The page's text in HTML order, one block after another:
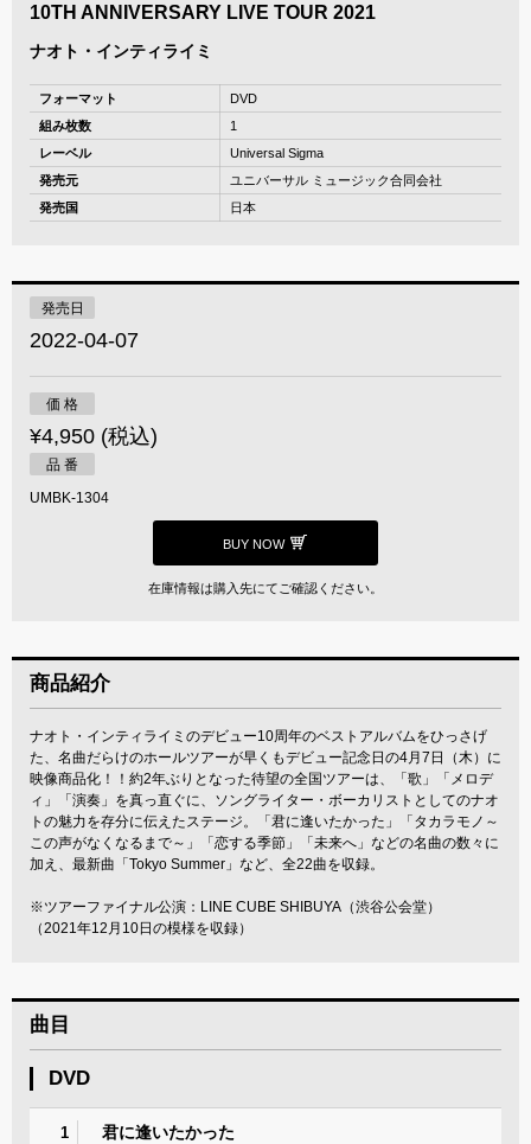
10TH ANNIVERSARY LIVE TOUR 2021
ナオト・インティライミ
フォーマット
DVD
組み枚数
1
レーベル
Universal Sigma
発売元
ユニバーサル ミュージック合同会社
発売国
日本
発売日
2022-04-07
価 格
¥4,950 (税込)
品 番
UMBK-1304
BUY NOW
在庫情報は購入先にてご確認ください。
商品紹介
ナオト・インティライミのデビュー10周年のベストアルバムをひっさげ
た、名曲だらけのホールツアーが早くもデビュー記念日の4月7日（木）に
映像商品化！！約2年ぶりとなった待望の全国ツアーは、「歌」「メロデ
ィ」「演奏」を真っ直ぐに、ソングライター・ボーカリストとしてのナオ
トの魅力を存分に伝えたステージ。「君に逢いたかった」「タカラモノ～
この声がなくなるまで～」「恋する季節」「未来へ」などの名曲の数々に
加え、最新曲「Tokyo Summer」など、全22曲を収録。
※ツアーファイナル公演：LINE CUBE SHIBUYA（渋谷公会堂）
（2021年12月10日の模様を収録）
曲目
DVD
1 君に逢いたかった